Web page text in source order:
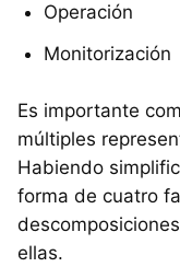
Operación
Monitorización
Es importante
múltiples
Habiendo
forma de cuatro
ellas.